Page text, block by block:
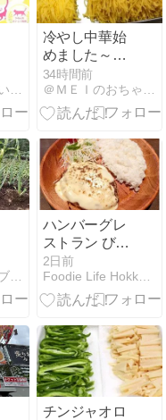
冷やし中華始
めました～～
～～！
34時間前
のんべえ函館のブログ
ハンバーグレ
ストラン びっ
くりドンキー
フォンデュ風
チーズバーグ
2日前
Foodie Life Hokkaido Kushiro
チンジャオロ